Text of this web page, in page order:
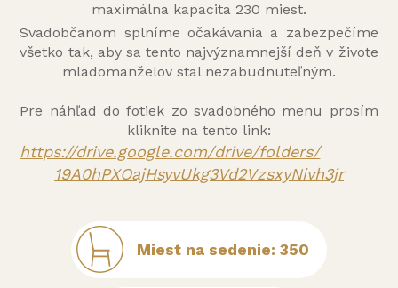
maximálna kapacita 230 miest.
Svadobčanom splníme očakávania a zabezpečíme
všetko tak, aby sa tento najvýznamnejší deň v živote
mladomanželov stal nezabudnuteľným.
Pre náhľad do fotiek zo svadobného menu prosím
kliknite na tento link:
https://drive.google.com/drive/folders/
19A0hPXOajHsyvUkg3Vd2VzsxyNivh3jr
Miest na sedenie: 350